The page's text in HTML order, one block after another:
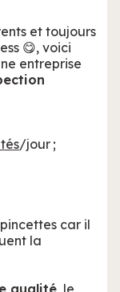
et toujours
😋, voici
entreprise
/jour ;
car il
la
qualité, le